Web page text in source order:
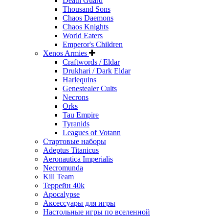
Thousand Sons
Chaos Daemons
Chaos Knights
World Eaters
Emperor's Children
Xenos Armies
Craftwords / Eldar
Drukhari / Dark Eldar
Harlequins
Genestealer Cults
Necrons
Orks
Tau Empire
Tyranids
Leagues of Votann
Стартовые наборы
Adeptus Titanicus
Aeronautica Imperialis
Necromunda
Kill Team
Террейн 40k
Apocalypse
Аксессуары для игры
Настольные игры по вселенной